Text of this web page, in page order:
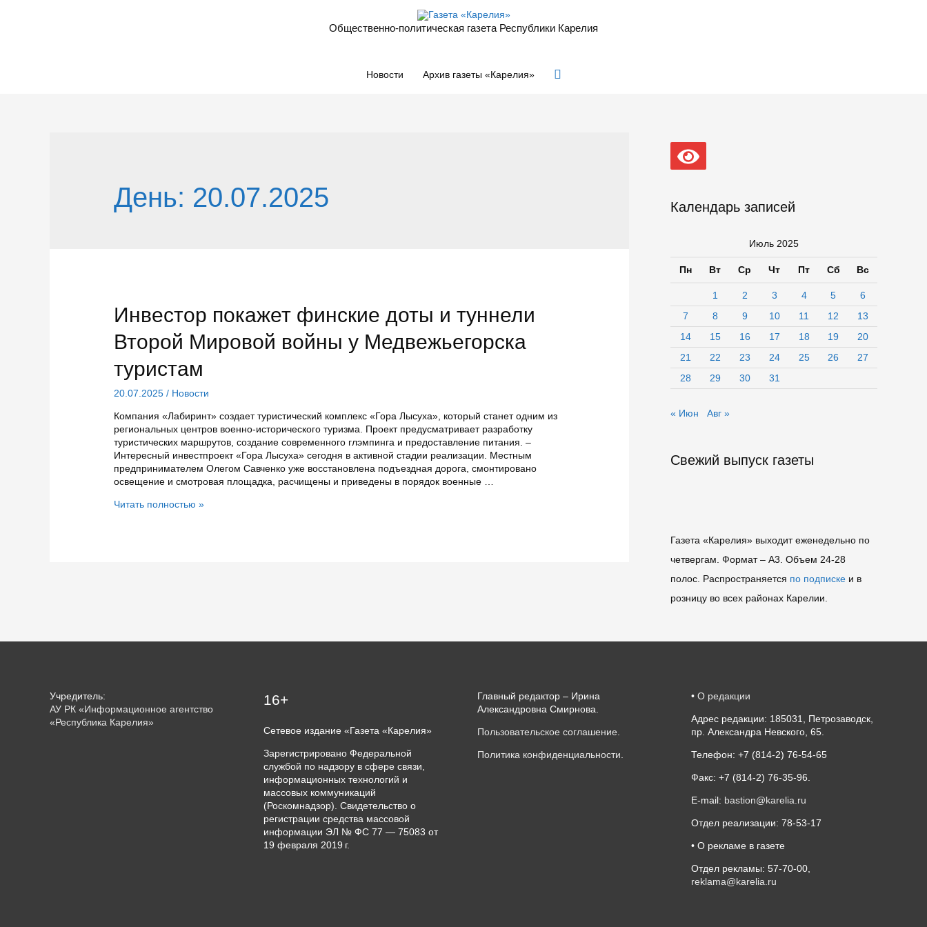
Общественно-политическая газета Республики Карелия
Новости Архив газеты «Карелия» Поиск
День: 20.07.2025
Инвестор покажет финские доты и туннели
Второй Мировой войны у Медвежьегорска
туристам
20.07.2025 / Новости
Компания «Лабиринт» создает туристический комплекс «Гора Лысуха», который станет одним из
региональных центров военно-исторического туризма. Проект предусматривает разработку
туристических маршрутов, создание современного глэмпинга и предоставление питания. –
Интересный инвестпроект «Гора Лысуха» сегодня в активной стадии реализации. Местным
предпринимателем Олегом Савченко уже восстановлена подъездная дорога, смонтировано
освещение и смотровая площадка, расчищены и приведены в порядок военные …
Инвестор
Читать полностью »
Календарь записей
Июль 2025
Пн Вт Ср Чт Пт Сб Вс
1 2 3 4 5
6
7
8 9 10 11 12
13
14
15 16 17 18 19
20
21
22 23 24 25 26
27
28
29 30 31
« Июн Авг »
Свежий выпуск газеты
Газета «Карелия» выходит еженедельно по
четвергам. Формат – A3. Объем 24-28
полос. Распространяется по подписке и в
розницу во всех районах Карелии.
Учредитель:
АУ РК «Информационное агентство
«Республика Карелия»
16+
Сетевое издание «Газета «Карелия»
Зарегистрировано Федеральной
службой по надзору в сфере связи,
информационных технологий и
массовых коммуникаций
(Роскомнадзор). Свидетельство о
регистрации средства массовой
информации ЭЛ № ФС 77 — 75083 от
19 февраля 2019 г.
Главный редактор – Ирина
Александровна Смирнова.
Пользовательское соглашение
Политика конфиденциальности
• О редакции
Адрес редакции: 185031, Петрозаводск,
пр. Александра Невского, 65.
Телефон: +7 (814-2) 76-54-65
Факс: +7 (814-2) 76-35-96.
E-mail: bastion@karelia.ru
Отдел реализации: 78-53-17
• О рекламе в газете
Отдел рекламы: 57-70-00,
reklama@karelia.ru